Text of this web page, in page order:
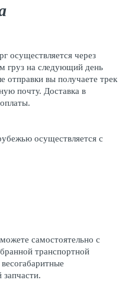
осуществляется через
груз на следующий день
отправки вы получаете трек
почту. Доставка в
осуществляется с
самостоятельно с
транспортной
запчасти.